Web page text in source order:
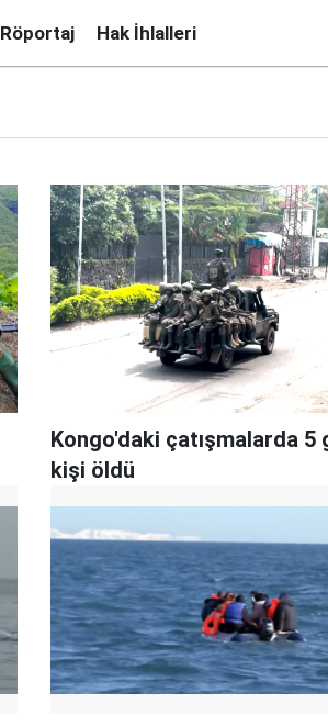
Röportaj Hak İhlalleri
Kongo'daki çatışmalarda 5
kişi öldü